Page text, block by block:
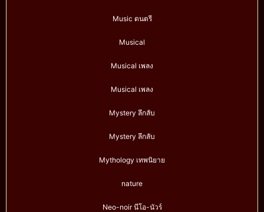
Music ดนตรี
Musical
Musical เพลง
Musical เพลง
Mystery ลึกลับ
Mystery ลึกลับ
Mythology เทพนิยาย
nature
Neo-noir นีโอ-นัวร์